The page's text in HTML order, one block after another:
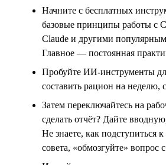
Начните с бесплатных
базовые принципы работы с
Claude и другими
Главное — постоянная
Пробуйте ИИ-инструменты
составить рацион на неделю,
Затем переключайтесь на
сделать отчёт? Дайте
Не знаете, как подступиться
совета, «обмозгуйте» вопрос